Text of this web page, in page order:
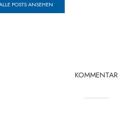
POSTS ANSEHEN
KOMMENTAR